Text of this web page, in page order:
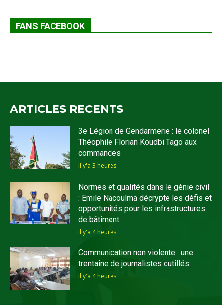
FANS FACEBOOK
ARTICLES RECENTS
3e Légion de Gendarmerie : le colonel
Théophile Florian Koudbi Tago aux
commandes
il y'a 3 heures
Normes et qualités dans le génie civil
: Emile Nacoulma décrypte les défis et
opportunités pour les infrastructures
de bâtiment
il y'a 4 heures
Communication non violente : une
trentaine de journalistes outillés
il y'a 4 heures